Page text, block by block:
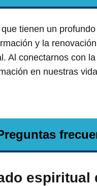
tienen un
y la
Al conectarnos con
en nuestras
espiritual